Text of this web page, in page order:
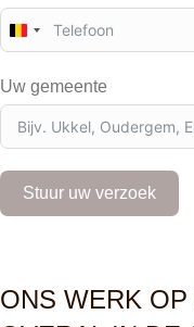
B
e
g
u
3
2
Uw gemeente
Stuur uw verzoek
ONS WERK